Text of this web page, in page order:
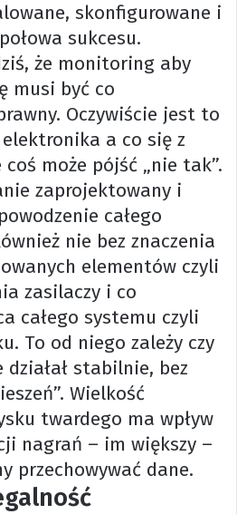
skonfigurowane i
sukcesu.
że monitoring aby
musi być co
Oczywiście jest to
a co się z
może pójść „nie tak”.
zaprojektowany i
całego
nie bez znaczenia
elementów czyli
zasilaczy i co
całego systemu czyli
To od niego zależy czy
stabilnie, bez
Wielkość
twardego ma wpływ
nagrań – im większy –
przechowywać dane.